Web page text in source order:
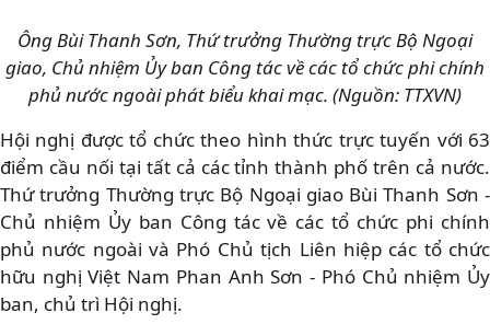
Ông Bùi Thanh Sơn, Thứ trưởng Thường trực Bộ Ngoại
giao, Chủ nhiệm Ủy ban Công tác về các tổ chức phi chính
phủ nước ngoài phát biểu khai mạc. (Nguồn: TTXVN)
Hội nghị được tổ chức theo hình thức trực tuyến với 63
điểm cầu nối tại tất cả các tỉnh thành phố trên cả nước.
Thứ trưởng Thường trực Bộ Ngoại giao Bùi Thanh Sơn -
Chủ nhiệm Ủy ban Công tác về các tổ chức phi chính
phủ nước ngoài và Phó Chủ tịch Liên hiệp các tổ chức
hữu nghị Việt Nam Phan Anh Sơn - Phó Chủ nhiệm Ủy
ban, chủ trì Hội nghị.